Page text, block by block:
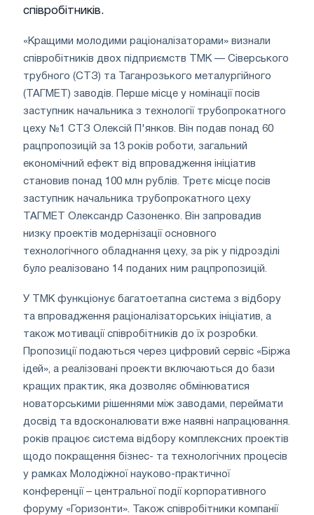
співробітників.
«Кращими молодими раціоналізаторами» визнали
співробітників двох підприємств ТМК — Сіверського
трубного (СТЗ) та Таганрозького металургійного
(ТАГМЕТ) заводів. Перше місце у номінації посів
заступник начальника з технології трубопрокатного
цеху №1 СТЗ Олексій П'янков. Він подав понад 60
рацпропозицій за 13 років роботи, загальний
економічний ефект від впровадження ініціатив
становив понад 100 млн рублів. Третє місце посів
заступник начальника трубопрокатного цеху
ТАГМЕТ Олександр Сазоненко. Він запровадив
низку проектів модернізації основного
технологічного обладнання цеху, за рік у підрозділі
було реалізовано 14 поданих ним рацпропозицій.
У ТМК функціонує багатоетапна система з відбору
та впровадження раціоналізаторських ініціатив, а
також мотивації співробітників до їх розробки.
Пропозиції подаються через цифровий сервіс «Біржа
ідей», а реалізовані проекти включаються до бази
кращих практик, яка дозволяє обмінюватися
новаторськими рішеннями між заводами, переймати
досвід та вдосконалювати вже наявні напрацювання.
років працює система відбору комплексних проектів
щодо покращення бізнес- та технологічних процесів
у рамках Молодіжної науково-практичної
конференції – центральної події корпоративного
форуму «Горизонти». Також співробітники компанії